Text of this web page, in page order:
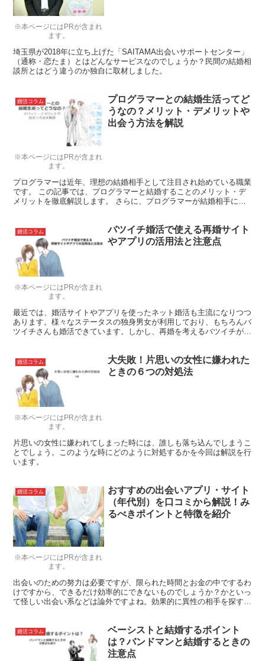
※本ページにはPRが含まれ
ます。
埼玉県が2018年に立ち上げた「SAITAMA出会いサポートセンター」
（通称・恋たま）とはどんなサービスなのでしょうか？民間の結婚相
談所とはどう違うのか独自に取材しました。
※本ページにはPRが含まれ
ます。
婚活コラム
プログラマーとの結婚生活ってど
うなの？メリット・デメリットや
出会う方法を解説
プログラマーは近年、理想の結婚相手として注目され始めている職業
です。 この記事では、プログラマーと結婚することのメリット・デ
メリットを徹底解説します。 さらに、プログラマーが結婚相手に求
※本ページにはPRが含まれ
ます。
婚活コラム
バツイチ婚活で使える再婚サイト
やアプリの活用法と注意点
最近では、婚活サイトやアプリを使ったネット婚活も主流になりつつ
あります。様々なステータスの独身男女が利用しており、もちろんバ
ツイチさんも婚活できています。しかし、再婚を考えるバツイチが婚
※本ページにはPRが含まれ
ます。
婚活コラム
大失敗！片思いの女性に嫌われた
ときの６つの対処法
片思いの女性に嫌われてしまった時には、誰しも落ち込んでしまうこ
とでしょう。このような時にどのように対処するかを今回は解説を行
います。
※本ページにはPRが含まれ
ます。
婚活コラム
おすすめの出会いアプリ・サイト
（年代別）を口コミから解説！み
るべきポイントと特徴を紹介
出会いのための努力は必要ですが、限られた時間とお金の中でするわ
けですから、できるだけ効率的にできないものでしょうか？かといっ
て怪しい出会い系などは論外ですよね。効果的に異性の相手を探すお
ねっと編集部、イチオシのおすすめ出会いアプリ・サイトを紹介した
いと思います。
婚活コラム
ベーシストと結婚するポイント
は？バンドマンと結婚するときの
注意点